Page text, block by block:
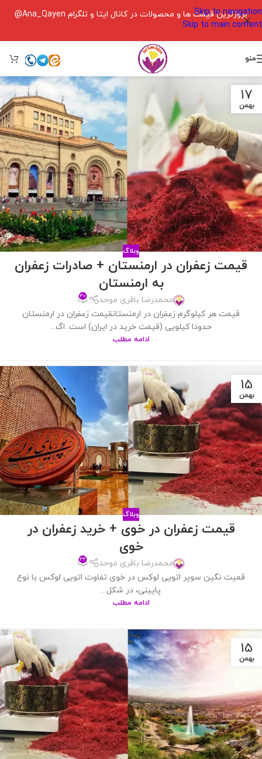
Skip to navigation
Skip to main content
بروزترین قیمت ها و محصولات در کانال ایتا و تلگرام Ana_Qayen@
منو
17
بهمن
وبلاگ
قیمت زعفران در ارمنستان + صادرات زعفران
به ارمنستان
محمدرضا باقری موحد ۳۰
قیمت هر کیلوگرم زعفران در ارمنستانقیمت زعفران در ارمنستان
حدودا کیلویی (قیمت خرید در ایران) است. اگ...
ادامه مطلب
15
بهمن
وبلاگ
قیمت زعفران در خوی + خرید زعفران در
خوی
محمدرضا باقری موحد ۲۴
قمیت نگین سوپر اتویی لوکس در خوی تفاوت اتویی لوکس با نوع
پایینی، در شکل...
ادامه مطلب
15
بهمن